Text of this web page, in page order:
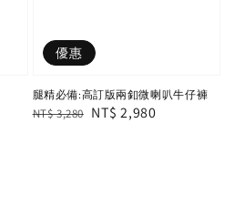
優惠
腿精必備:高訂版兩釦微喇叭牛仔褲
Regular
NT$ 3,280 Sale
NT$ 2,980